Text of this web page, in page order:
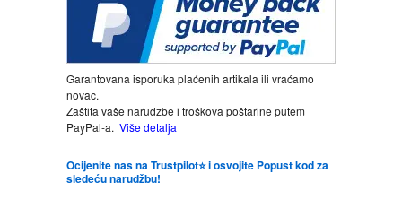
KLASICI
KNJIGE ZA DECU
KOMEDIJA
KRIMINALISTIČKI
Garantovana isporuka plaćenih artikala ili vraćamo
novac.
Zaštita vaše narudžbe i troškova poštarine putem
PayPal-a. Više detalja
Ocijenite nas na Trustpilot⭐ i osvojite Popust kod za
sledeću narudžbu!